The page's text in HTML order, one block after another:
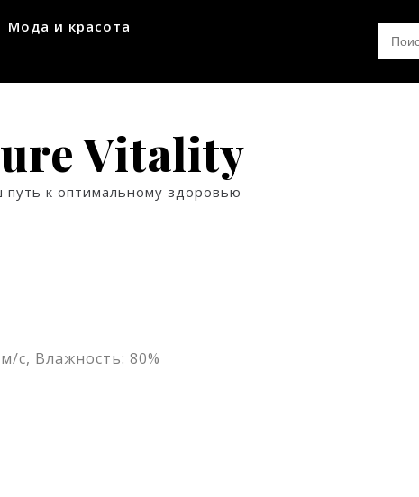
Мода и красота
Vitality
путь к оптимальному здоровью
с, Влажность: 80%